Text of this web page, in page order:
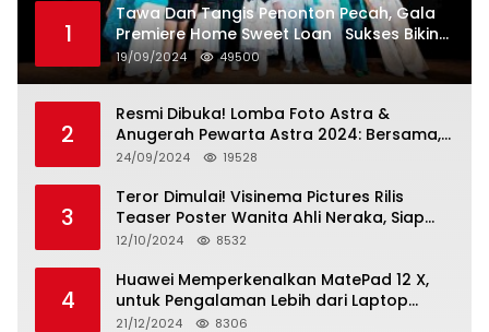
1
Tawa Dan Tangis Penonton Pecah, Gala
Premiere Home Sweet Loan Sukses Bikin
Penonton Lihat Diri Sendiri di Layar
19/09/2024 49500
2
Resmi Dibuka! Lomba Foto Astra &
Anugerah Pewarta Astra 2024: Bersama,
Berkarya, Berkelanjutan
24/09/2024 19528
3
Teror Dimulai! Visinema Pictures Rilis
Teaser Poster Wanita Ahli Neraka, Siap
Tayang di Bioskop 14 November 2024
12/10/2024 8532
4
Huawei Memperkenalkan MatePad 12 X,
untuk Pengalaman Lebih dari Laptop
dengan Layar Ultra Bright dan Desain
21/12/2024 8306